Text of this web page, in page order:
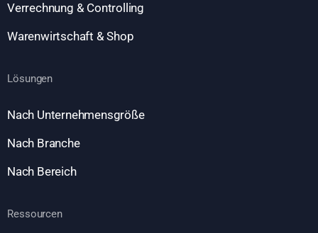
Verrechnung & Controlling
Warenwirtschaft & Shop
Lösungen
Nach Unternehmensgröße
Nach Branche
Nach Bereich
Ressourcen